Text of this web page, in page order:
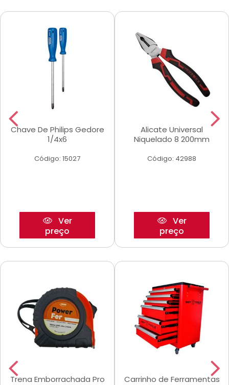
Chave De Philips Gedore
1/4x6
Código: 15027
Ver
preço
Alicate Universal
Niquelado 8 200mm
Código: 42988
Ver
preço
Trena Emborrachada Pro
Carrinho de Ferramentas